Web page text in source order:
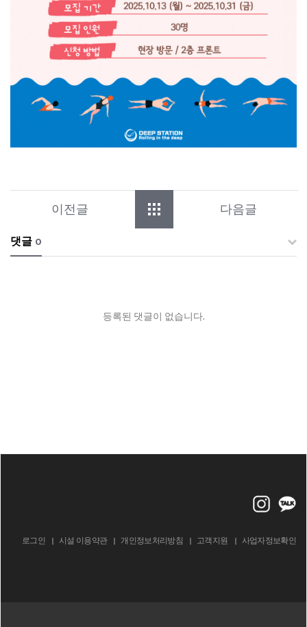
이전글 다음글
댓글 0
등록된 댓글이 없습니다.
로그인 시설 이용약관 개인정보처리방침 고객지원 사업자정보확인